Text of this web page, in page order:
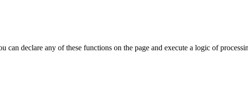
declare any of these functions on the page and execute a logic of